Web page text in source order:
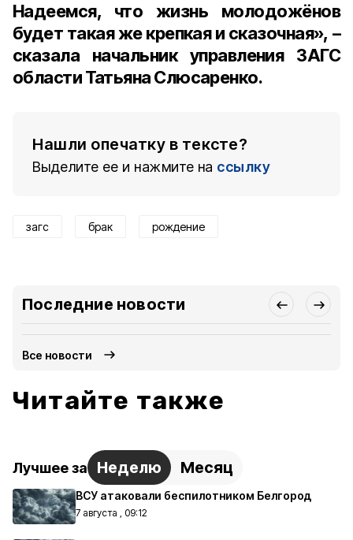
Надеемся, что жизнь молодожёнов
будет такая же крепкая и сказочная», –
сказала начальник управления ЗАГС
области Татьяна Слюсаренко.
Нашли опечатку в тексте?
Выделите ее и нажмите на ссылку
загс брак рождение
Последние новости
Все новости
Читайте также
Лучшее за Неделю Месяц
ВСУ атаковали беспилотником Белгород
7 августа , 09:12